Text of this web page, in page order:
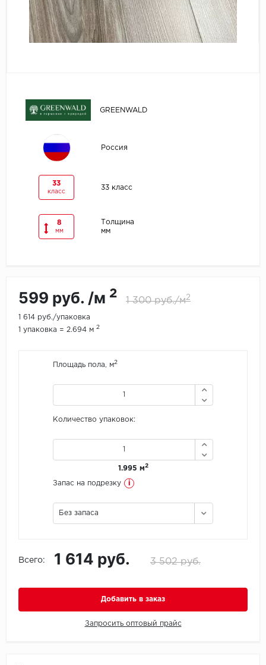
ECO Parquet
Jinan PDM
LG Decotile
Lucky Floor
Millenium
GREENWALD
Россия
33
класс
33 класс
8
мм
Толщина
мм
599 руб. /м 2
1 300 руб./м2
1 614 руб./упаковка
1 упаковка = 2.694 м 2
Площадь пола, м2
Количество упаковок:
1.995 м2
Запас на подрезку i
Без запаса
Всего: 1 614 руб. 3 502 руб.
Добавить в заказ
Запросить оптовый прайс